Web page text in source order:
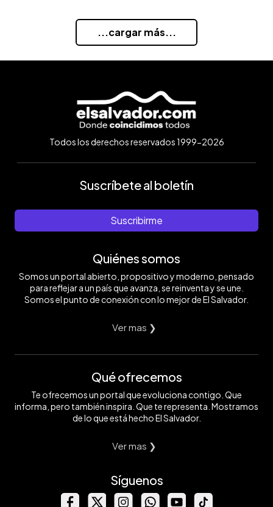
...cargar más...
Todos los derechos reservados 1999-2026
Suscríbete al boletín
Suscribirme
Quiénes somos
Somos un portal abierto, propositivo y moderno, pensado
para reflejar a un país que avanza, se reinventa y se une.
Somos el punto de conexión con lo mejor de El Salvador.
Ver mas ❯
Qué ofrecemos
Te ofrecemos un portal que evoluciona contigo. Que
informa, pero también inspira. Que te representa. Mostramos
de lo que está hecho El Salvador.
Ver mas ❯
Síguenos